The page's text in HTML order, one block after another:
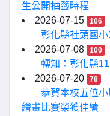
生公開抽籤時程
2026-07-15
106
彰化縣社頭國
2026-07-08
100
轉知：彰化縣
2026-07-20
78
恭賀本校五位
繪畫比賽榮獲佳績